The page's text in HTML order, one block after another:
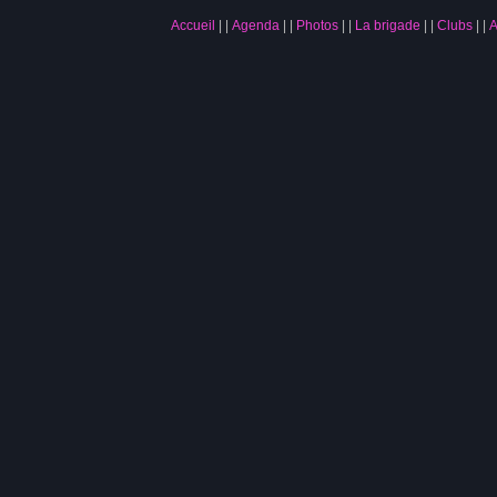
Accueil | Agenda | Photos | La brigade | Clubs |